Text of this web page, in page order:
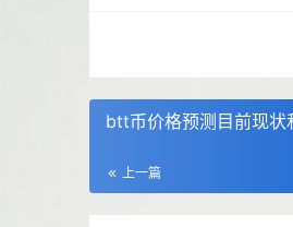
btt币价格预测目前现状
上一篇